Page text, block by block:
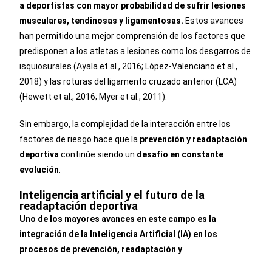
a deportistas con mayor probabilidad de sufrir lesiones
musculares, tendinosas y ligamentosas. Estos avances
han permitido una mejor comprensión de los factores que
predisponen a los atletas a lesiones como los desgarros de
isquiosurales (Ayala et al., 2016; López-Valenciano et al.,
2018) y las roturas del ligamento cruzado anterior (LCA)
(Hewett et al., 2016; Myer et al., 2011).
Sin embargo, la complejidad de la interacción entre los
factores de riesgo hace que la prevención y readaptación
deportivacontinúe siendo un desafío en constante
evolución.
Inteligencia artificial y el futuro de la
readaptación deportiva
Uno de los mayores avances en este campo es la
integración de la Inteligencia Artificial (IA) en los
procesos de prevención, readaptación y